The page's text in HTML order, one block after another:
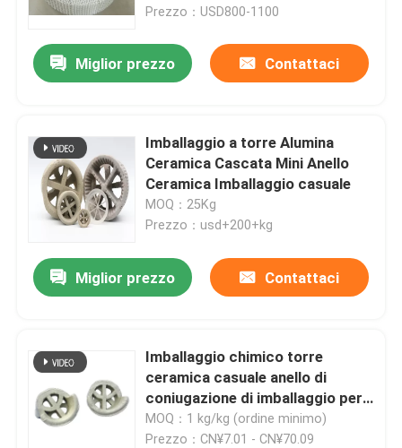
Prezzo：USD800-1100
Miglior prezzo Contattaci
Imballaggio a torre Alumina
Ceramica Cascata Mini Anello
Ceramica Imballaggio casuale
MOQ：25Kg
Prezzo：usd+200+kg
Miglior prezzo Contattaci
Imballaggio chimico torre
ceramica casuale anello di
coniugazione di imballaggio per
torre di raffreddamento
MOQ：1 kg/kg (ordine minimo)
Prezzo：CN¥7.01 - CN¥70.09